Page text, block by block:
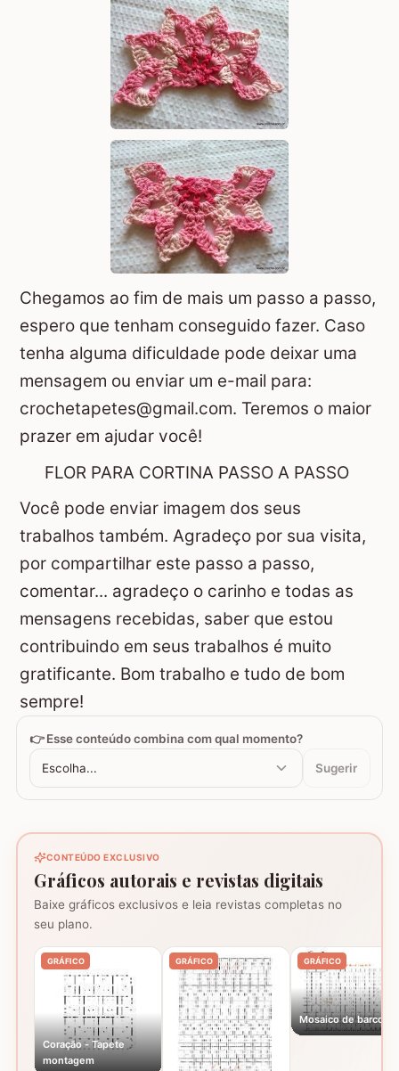
Chegamos ao fim de mais um passo a passo,
espero que tenham conseguido fazer. Caso
tenha alguma dificuldade pode deixar uma
mensagem ou enviar um e-mail para:
crochetapetes@gmail.com. Teremos o maior
prazer em ajudar você!
FLOR PARA CORTINA PASSO A PASSO
Você pode enviar imagem dos seus
trabalhos também. Agradeço por sua visita,
por compartilhar este passo a passo,
comentar... agradeço o carinho e todas as
mensagens recebidas, saber que estou
contribuindo em seus trabalhos é muito
gratificante. Bom trabalho e tudo de bom
sempre!
👉 Esse conteúdo combina com qual momento?
Escolha... Sugerir
CONTEÚDO EXCLUSIVO
Gráficos autorais e revistas digitais
Baixe gráficos exclusivos e leia revistas completas no
seu plano.
GRÁFICO
Coração - Tapete
montagem
GRÁFICO GRÁFICO
Mosaico de barcos